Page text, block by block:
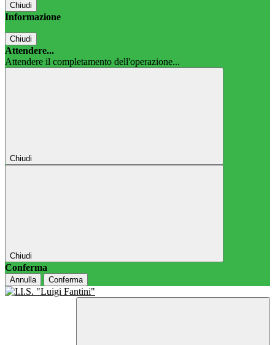
Chiudi
Informazione
Chiudi
Attendere...
Attendere il completamento dell'operazione...
Chiudi
Chiudi
Conferma
Annulla Conferma